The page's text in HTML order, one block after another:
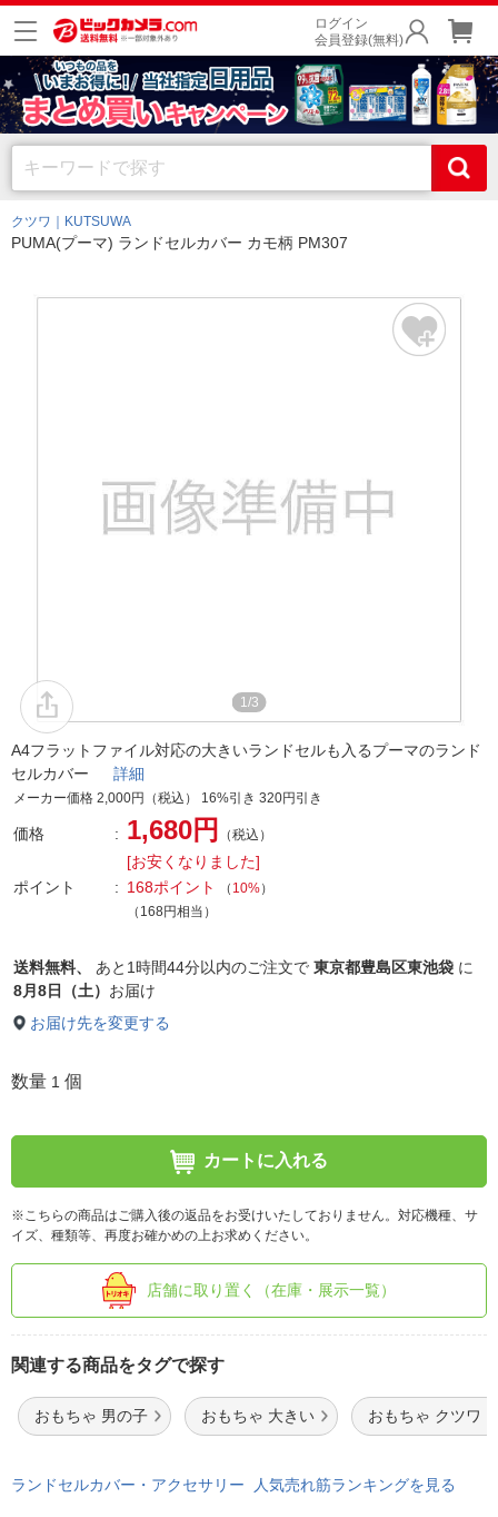
ログイン
会員登録(無料)
クツワ｜KUTSUWA
PUMA(プーマ) ランドセルカバー カモ柄 PM307
1/3
A4フラットファイル対応の大きいランドセルも入るプーマのランド
セルカバー 詳細
メーカー価格 2,000円（税込） 16%引き 320円引き
価格 1,680円 （税込）
[お安くなりました]
ポイント
168ポイント （ 10%）
（168円相当）
送料無料、 あと 1時間44分以内のご注文で 東京都豊島区東池袋 に
8月8日（土） お届け
お届け先を変更する
数量 1 個
カートに入れる
※こちらの商品はご購入後の返品をお受けいたしておりません。対応機種、サ
イズ、種類等、再度お確かめの上お求めください。
店舗に取り置く（在庫・展示一覧）
関連する商品をタグで探す
おもちゃ 男の子 おもちゃ 大きい おもちゃ クツワ
ランドセルカバー・アクセサリー 人気売れ筋ランキングを見る